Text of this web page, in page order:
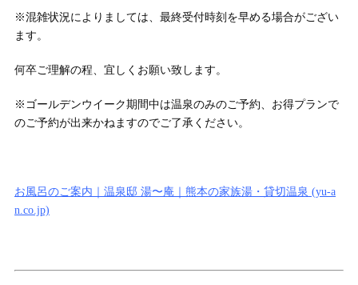
※混雑状況によりましては、最終受付時刻を早める場合がござい
ます。
何卒ご理解の程、宜しくお願い致します。
※ゴールデンウイーク期間中は温泉のみのご予約、お得プランで
のご予約が出来かねますのでご了承ください。
お風呂のご案内｜温泉邸 湯〜庵｜熊本の家族湯・貸切温泉 (yu-a
n.co.jp)